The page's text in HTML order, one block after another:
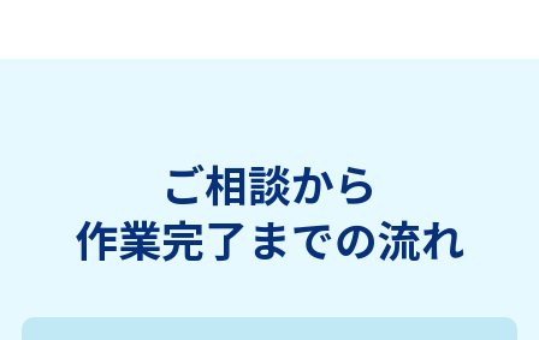
ご相談から
作業完了までの流れ